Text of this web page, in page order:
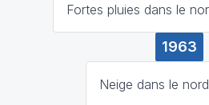
Fortes pluies dans le
1963
Neige dans le